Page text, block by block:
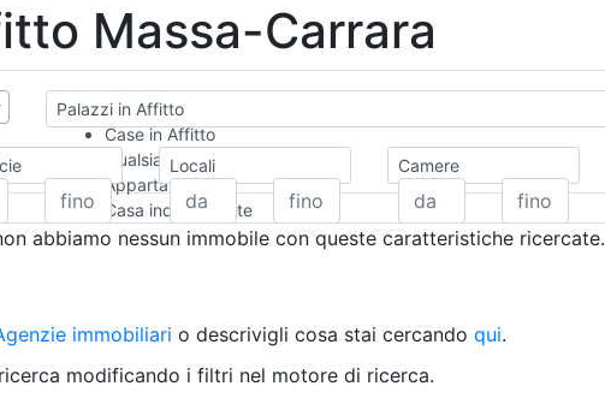
Massa-Carrara
Palazzi in Affitto
Case in Affitto
Qualsiasi
Appartamento
Casa indipendente
Casa Semi-indipendente
Rustico/Casale
Camera d'Albergo
Locali Camere
abbiamo nessun immobile con queste caratteristiche ricercate.
immobiliari o descrivigli cosa stai cercando qui.
modificando i filtri nel motore di ricerca.